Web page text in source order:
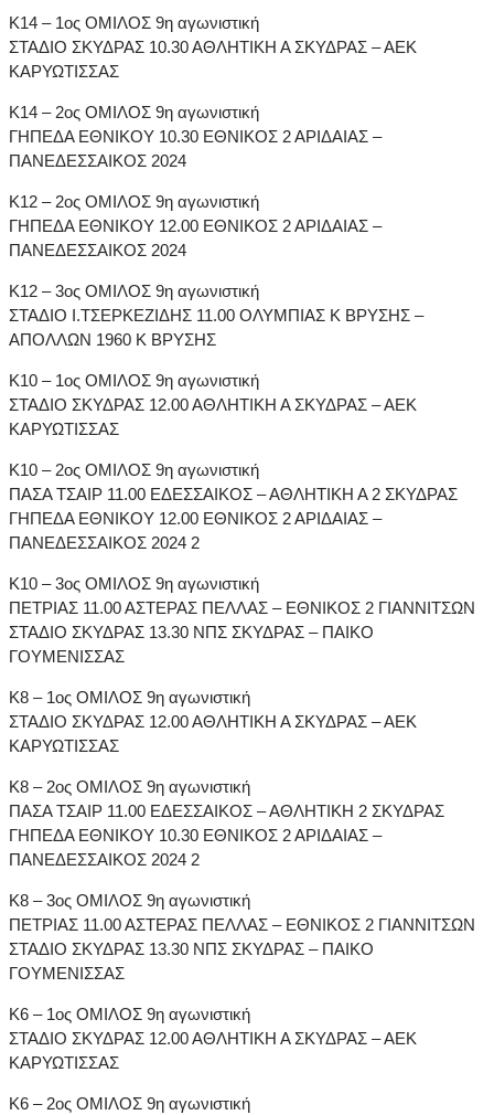
Κ14 – 1ος ΟΜΙΛΟΣ 9η αγωνιστική
ΣΤΑΔΙΟ ΣΚΥΔΡΑΣ 10.30 ΑΘΛΗΤΙΚΗ Α ΣΚΥΔΡΑΣ – ΑΕΚ
ΚΑΡΥΩΤΙΣΣΑΣ
Κ14 – 2ος ΟΜΙΛΟΣ 9η αγωνιστική
ΓΗΠΕΔΑ ΕΘΝΙΚΟΥ 10.30 ΕΘΝΙΚΟΣ 2 ΑΡΙΔΑΙΑΣ –
ΠΑΝΕΔΕΣΣΑΙΚΟΣ 2024
Κ12 – 2ος ΟΜΙΛΟΣ 9η αγωνιστική
ΓΗΠΕΔΑ ΕΘΝΙΚΟΥ 12.00 ΕΘΝΙΚΟΣ 2 ΑΡΙΔΑΙΑΣ –
ΠΑΝΕΔΕΣΣΑΙΚΟΣ 2024
Κ12 – 3ος ΟΜΙΛΟΣ 9η αγωνιστική
ΣΤΑΔΙΟ Ι.ΤΣΕΡΚΕΖΙΔΗΣ 11.00 ΟΛΥΜΠΙΑΣ Κ ΒΡΥΣΗΣ –
ΑΠΟΛΛΩΝ 1960 Κ ΒΡΥΣΗΣ
Κ10 – 1ος ΟΜΙΛΟΣ 9η αγωνιστική
ΣΤΑΔΙΟ ΣΚΥΔΡΑΣ 12.00 ΑΘΛΗΤΙΚΗ Α ΣΚΥΔΡΑΣ – ΑΕΚ
ΚΑΡΥΩΤΙΣΣΑΣ
Κ10 – 2ος ΟΜΙΛΟΣ 9η αγωνιστική
ΠΑΣΑ ΤΣΑΙΡ 11.00 ΕΔΕΣΣΑΙΚΟΣ – ΑΘΛΗΤΙΚΗ Α 2 ΣΚΥΔΡΑΣ
ΓΗΠΕΔΑ ΕΘΝΙΚΟΥ 12.00 ΕΘΝΙΚΟΣ 2 ΑΡΙΔΑΙΑΣ –
ΠΑΝΕΔΕΣΣΑΙΚΟΣ 2024 2
Κ10 – 3ος ΟΜΙΛΟΣ 9η αγωνιστική
ΠΕΤΡΙΑΣ 11.00 ΑΣΤΕΡΑΣ ΠΕΛΛΑΣ – ΕΘΝΙΚΟΣ 2 ΓΙΑΝΝΙΤΣΩΝ
ΣΤΑΔΙΟ ΣΚΥΔΡΑΣ 13.30 ΝΠΣ ΣΚΥΔΡΑΣ – ΠΑΙΚΟ
ΓΟΥΜΕΝΙΣΣΑΣ
Κ8 – 1ος ΟΜΙΛΟΣ 9η αγωνιστική
ΣΤΑΔΙΟ ΣΚΥΔΡΑΣ 12.00 ΑΘΛΗΤΙΚΗ Α ΣΚΥΔΡΑΣ – ΑΕΚ
ΚΑΡΥΩΤΙΣΣΑΣ
Κ8 – 2ος ΟΜΙΛΟΣ 9η αγωνιστική
ΠΑΣΑ ΤΣΑΙΡ 11.00 ΕΔΕΣΣΑΙΚΟΣ – ΑΘΛΗΤΙΚΗ 2 ΣΚΥΔΡΑΣ
ΓΗΠΕΔΑ ΕΘΝΙΚΟΥ 10.30 ΕΘΝΙΚΟΣ 2 ΑΡΙΔΑΙΑΣ –
ΠΑΝΕΔΕΣΣΑΙΚΟΣ 2024 2
Κ8 – 3ος ΟΜΙΛΟΣ 9η αγωνιστική
ΠΕΤΡΙΑΣ 11.00 ΑΣΤΕΡΑΣ ΠΕΛΛΑΣ – ΕΘΝΙΚΟΣ 2 ΓΙΑΝΝΙΤΣΩΝ
ΣΤΑΔΙΟ ΣΚΥΔΡΑΣ 13.30 ΝΠΣ ΣΚΥΔΡΑΣ – ΠΑΙΚΟ
ΓΟΥΜΕΝΙΣΣΑΣ
Κ6 – 1ος ΟΜΙΛΟΣ 9η αγωνιστική
ΣΤΑΔΙΟ ΣΚΥΔΡΑΣ 12.00 ΑΘΛΗΤΙΚΗ Α ΣΚΥΔΡΑΣ – ΑΕΚ
ΚΑΡΥΩΤΙΣΣΑΣ
Κ6 – 2ος ΟΜΙΛΟΣ 9η αγωνιστική